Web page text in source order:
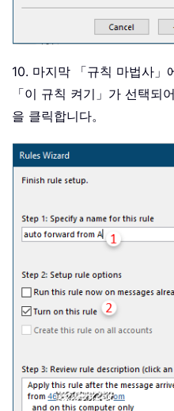
10. 마지막 「규칙 마법사」
「이 규칙 켜기」가 선택되
을 클릭합니다。